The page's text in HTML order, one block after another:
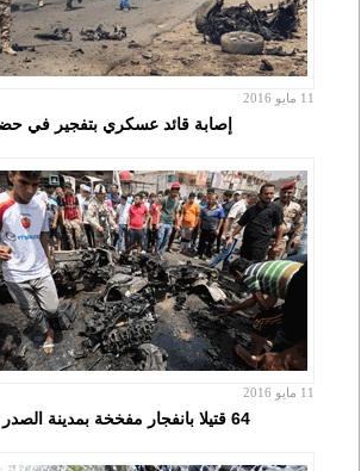
11 مايو 2016
إصابة قائد عسكري بتفجير في
11 مايو 2016
64 قتيلا بانفجار مفخخة بمدينة الصدر في بغداد